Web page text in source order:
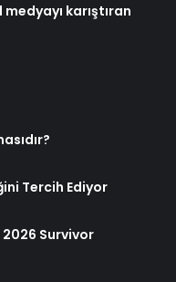
karıştıran
Tercih Ediyor
2026 Survivor